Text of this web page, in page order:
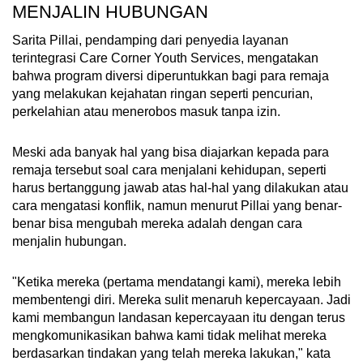
MENJALIN HUBUNGAN
Sarita Pillai, pendamping dari penyedia layanan
terintegrasi Care Corner Youth Services, mengatakan
bahwa program diversi diperuntukkan bagi para remaja
yang melakukan kejahatan ringan seperti pencurian,
perkelahian atau menerobos masuk tanpa izin.
Meski ada banyak hal yang bisa diajarkan kepada para
remaja tersebut soal cara menjalani kehidupan, seperti
harus bertanggung jawab atas hal-hal yang dilakukan atau
cara mengatasi konflik, namun menurut Pillai yang benar-
benar bisa mengubah mereka adalah dengan cara
menjalin hubungan.
"Ketika mereka (pertama mendatangi kami), mereka lebih
membentengi diri. Mereka sulit menaruh kepercayaan. Jadi
kami membangun landasan kepercayaan itu dengan terus
mengkomunikasikan bahwa kami tidak melihat mereka
berdasarkan tindakan yang telah mereka lakukan," kata